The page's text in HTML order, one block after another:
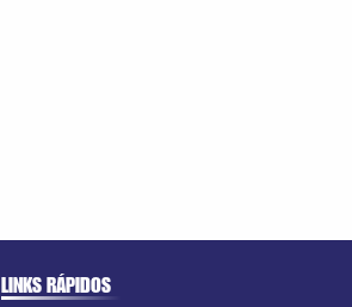
LINKS RÁPIDOS